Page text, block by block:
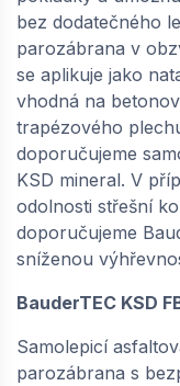
bez dodatečného
parozábrana v
se aplikuje jako
vhodná na
trapézového
doporučujeme
KSD mineral. V
odolnosti střešní
doporučujeme
sníženou
BauderTEC KSD
Samolepicí
parozábrana s